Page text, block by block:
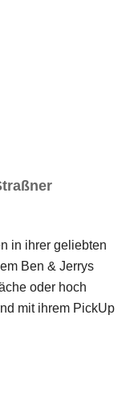
in ihrer geliebten
Ben & Jerrys
oder hoch
mit ihrem PickUp